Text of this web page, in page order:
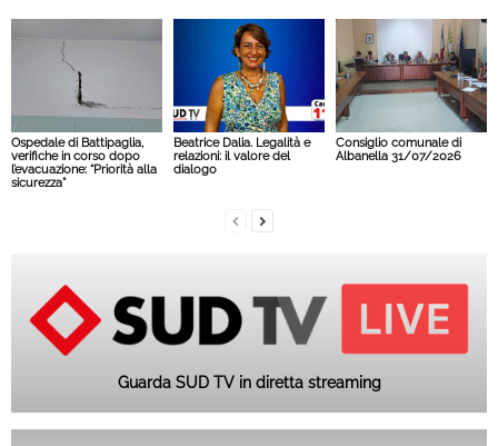
Ospedale di Battipaglia,
verifiche in corso dopo
l’evacuazione: “Priorità alla
sicurezza”
Beatrice Dalia. Legalità e
relazioni: il valore del
dialogo
Consiglio comunale di
Albanella 31/07/2026
Guarda SUD TV in diretta streaming